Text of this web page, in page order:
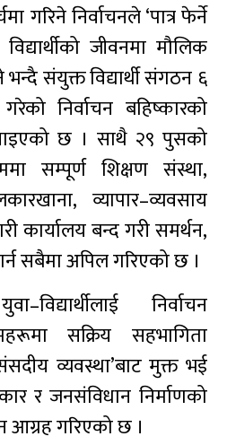
गरिने निर्वाचनले ‘पात्र फेर्ने
जीवनमा मौलिक
संयुक्त विद्यार्थी संगठन ६
निर्वाचन बहिष्कारको
छ । साथै २९ पुसको
सम्पूर्ण शिक्षण संस्था,
व्यापार–व्यवसाय
कार्यालय बन्द गरी समर्थन,
सबैमा अपिल गरिएको छ ।
निर्वाचन
सक्रिय सहभागिता
व्यवस्था’बाट मुक्त भई
र जनसंविधान निर्माणको
आग्रह गरिएको छ ।